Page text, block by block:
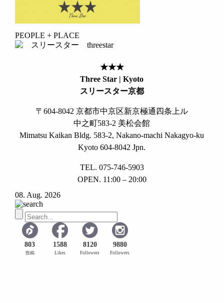
PEOPLE + PLACE
★★★
Three Star | Kyoto
スリースター京都
〒604-8042 京都市中京区新京極通四条上ル
中之町583-2 美松会館
Mimatsu Kaikan Bldg. 583-2, Nakano-machi Nakagyo-ku
Kyoto 604-8042 Jpn.
TEL. 075-746-5903
OPEN. 11:00 – 20:00
08. Aug. 2026
803
投稿
1588
Likes
8120
Followers
9880
Followers